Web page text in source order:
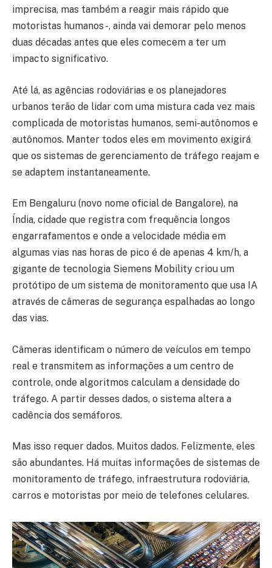
imprecisa, mas também a reagir mais rápido que
motoristas humanos -, ainda vai demorar pelo menos
duas décadas antes que eles comecem a ter um
impacto significativo.
Até lá, as agências rodoviárias e os planejadores
urbanos terão de lidar com uma mistura cada vez mais
complicada de motoristas humanos, semi-autônomos e
autônomos. Manter todos eles em movimento exigirá
que os sistemas de gerenciamento de tráfego reajam e
se adaptem instantaneamente.
Em Bengaluru (novo nome oficial de Bangalore), na
Índia, cidade que registra com frequência longos
engarrafamentos e onde a velocidade média em
algumas vias nas horas de pico é de apenas 4 km/h, a
gigante de tecnologia Siemens Mobility criou um
protótipo de um sistema de monitoramento que usa IA
através de câmeras de segurança espalhadas ao longo
das vias.
Câmeras identificam o número de veículos em tempo
real e transmitem as informações a um centro de
controle, onde algoritmos calculam a densidade do
tráfego. A partir desses dados, o sistema altera a
cadência dos semáforos.
Mas isso requer dados. Muitos dados. Felizmente, eles
são abundantes. Há muitas informações de sistemas de
monitoramento de tráfego, infraestrutura rodoviária,
carros e motoristas por meio de telefones celulares.